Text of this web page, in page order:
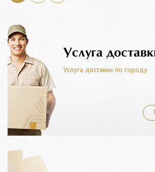
Услуга
Услуга доставки по городу